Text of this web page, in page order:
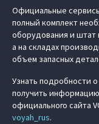
Официальные
полный комплект
оборудования и штат
а на складах
объем запасных
Узнать подробности
получить
официального сайта
voyah_rus.